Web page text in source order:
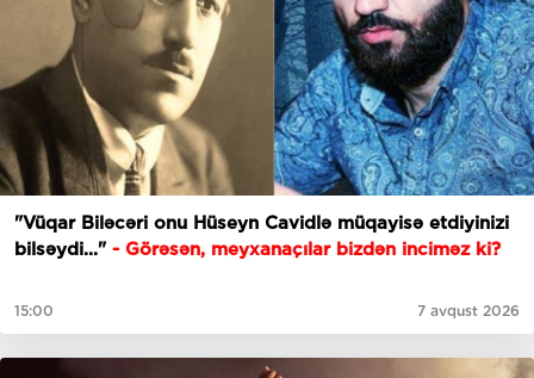
"Vüqar Biləcəri onu Hüseyn Cavidlə müqayisə etdiyinizi
bilsəydi..." - Görəsən, meyxanaçılar bizdən inciməz ki?
15:00 7 avqust 2026